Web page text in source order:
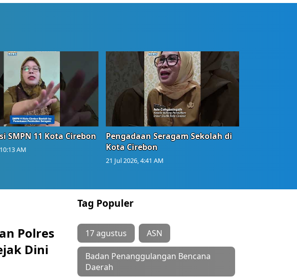
SMPN 11 Kota Cirebon
AM
Pengadaan Seragam Sekolah di
Kota Cirebon
21 Jul 2026, 4:41 AM
Polres
Dini
Tag Populer
17 agustus ASN
Badan Penanggulangan Bencana
Daerah